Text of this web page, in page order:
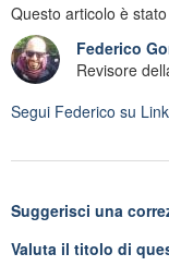
Questo articolo è
Federico
Revisore
Segui Federico su
Suggerisci una
Valuta il titolo di